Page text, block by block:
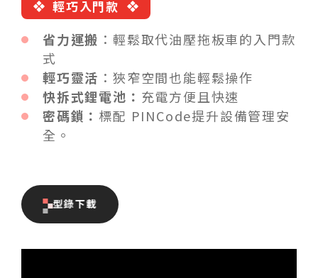
輕巧入門款
省力運搬 ：輕鬆取代油壓拖板車的入門款
式
輕巧靈活 ：狹窄空間也能輕鬆操作
快拆式鋰電池： 充電方便且快速
密碼鎖： 標配 PINCode提升設備管理安
全。
型錄下載